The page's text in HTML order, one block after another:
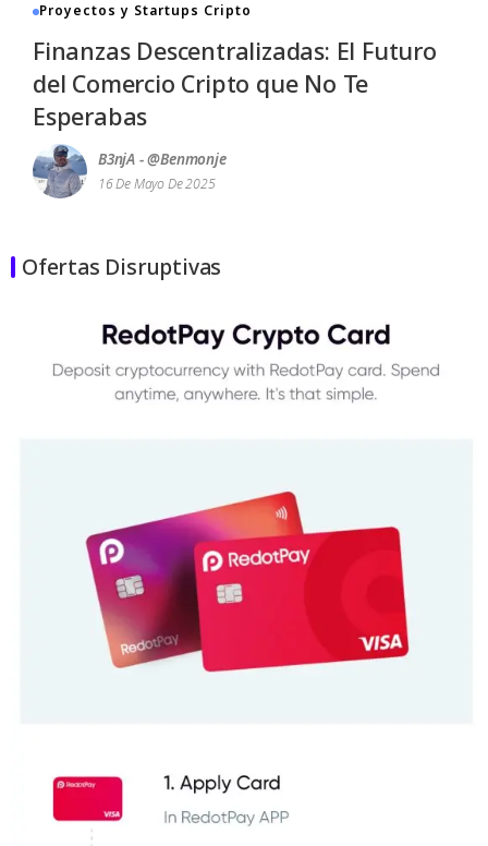
Proyectos y Startups Cripto
Finanzas Descentralizadas: El Futuro
del Comercio Cripto que No Te
Esperabas
B3njA - @benmonje
16 De Mayo De 2025
Ofertas Disruptivas